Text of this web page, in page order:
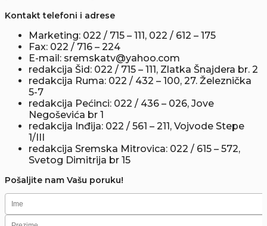
Kontakt telefoni i adrese
Marketing: 022 / 715 – 111, 022 / 612 – 175
Fax: 022 / 716 – 224
E-mail: sremskatv@yahoo.com
redakcija Šid: 022 / 715 – 111, Zlatka Šnajdera br. 2
redakcija Ruma: 022 / 432 – 100, 27. Železnička
5-7
redakcija Pećinci: 022 / 436 – 026, Jove
Negoševića br 1
redakcija Inđija: 022 / 561 – 211, Vojvode Stepe
1/III
redakcija Sremska Mitrovica: 022 / 615 – 572,
Svetog Dimitrija br 15
Pošaljite nam Vašu poruku!